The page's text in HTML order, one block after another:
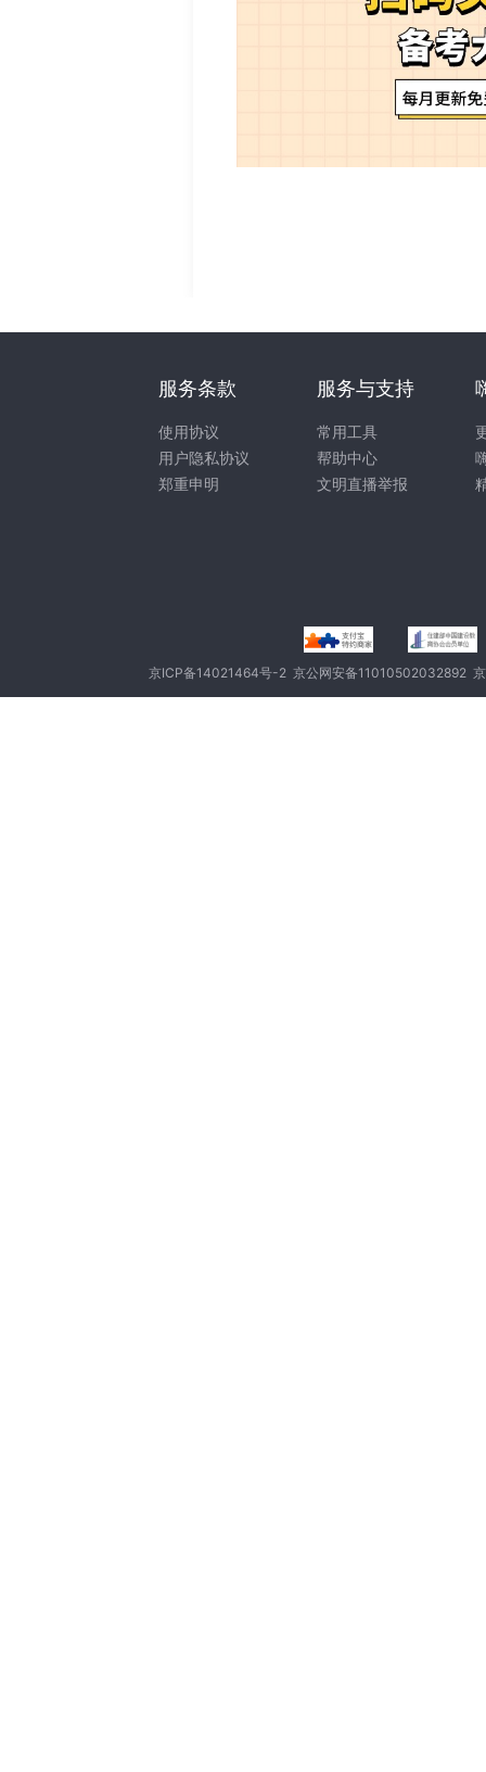
服务与支持
常用工具
帮助中心
文明直播举报
服务条款
使用协议
用户隐私协议
郑重申明
京ICP备14021464号-2 京公网安备11010502032892